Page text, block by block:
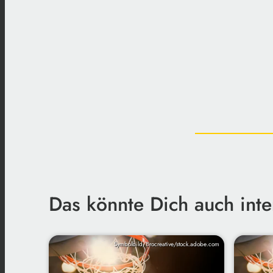
Das könnte Dich auch
Symbolbild/Brocreative/stock.adobe.com